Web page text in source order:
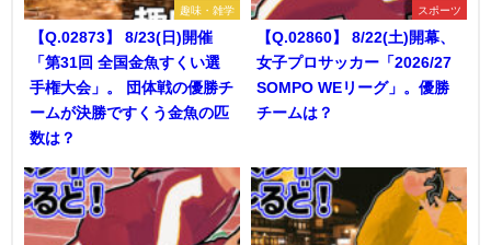
趣味・雑学
【Q.02873】 8/23(日)開催
「第31回 全国金魚すくい選
手権大会」。 団体戦の優勝チ
ームが決勝ですくう金魚の匹
数は？
スポーツ
【Q.02860】 8/22(土)開幕、
女子プロサッカー「2026/27
SOMPO WEリーグ」。優勝
チームは？